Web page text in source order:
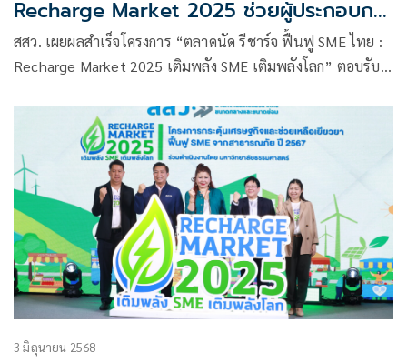
Recharge Market 2025 ช่วยผู้ประกอบการ
เอสเอ็มอีก้าวผ่านวิกฤติจากสาธารณภัย
สสว. เผยผลสำเร็จโครงการ “ตลาดนัด รีชาร์จ ฟื้นฟู SME ไทย :
Recharge Market 2025 เติมพลัง SME เติมพลังโลก” ตอบรับ
SME จากสาธารณภัย ปี 2567 จำนวน 2 ครั้งที่ผ่านมา ทั้งที่ศูนย์
ราชการ แจ้งวัฒนะ อาคารบี และโรบินสัน ศรีสมาน นนทบุรี
3 มิถุนายน 2568